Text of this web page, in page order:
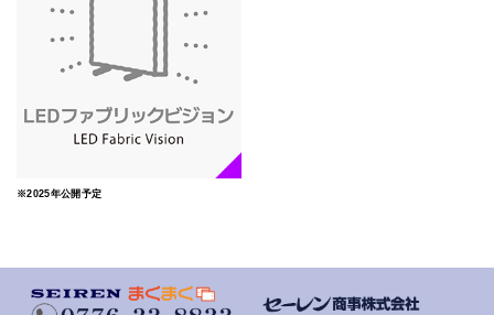
※2025年公開予定